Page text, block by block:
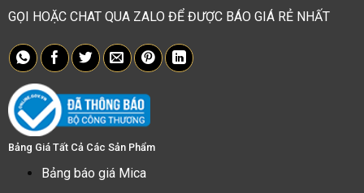
GỌI HOẶC CHAT QUA ZALO ĐỂ ĐƯỢC BÁO GIÁ RẺ NHẤT
Bảng Giá Tất Cả Các Sản Phẩm
Bảng báo giá Mica